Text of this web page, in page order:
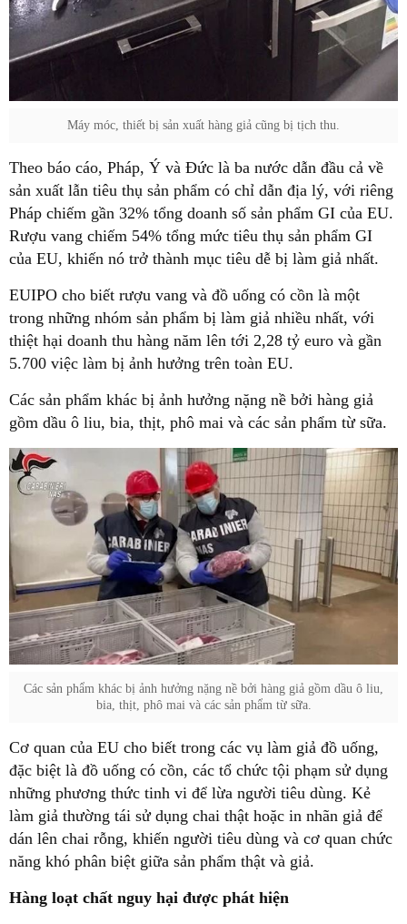
Máy móc, thiết bị sản xuất hàng giả cũng bị tịch thu.
Theo báo cáo, Pháp, Ý và Đức là ba nước dẫn đầu cả về
sản xuất lẫn tiêu thụ sản phẩm có chỉ dẫn địa lý, với riêng
Pháp chiếm gần 32% tổng doanh số sản phẩm GI của EU.
Rượu vang chiếm 54% tổng mức tiêu thụ sản phẩm GI
của EU, khiến nó trở thành mục tiêu dễ bị làm giả nhất.
EUIPO cho biết rượu vang và đồ uống có cồn là một
trong những nhóm sản phẩm bị làm giả nhiều nhất, với
thiệt hại doanh thu hàng năm lên tới 2,28 tỷ euro và gần
5.700 việc làm bị ảnh hưởng trên toàn EU.
Các sản phẩm khác bị ảnh hưởng nặng nề bởi hàng giả
gồm dầu ô liu, bia, thịt, phô mai và các sản phẩm từ sữa.
Các sản phẩm khác bị ảnh hưởng nặng nề bởi hàng giả gồm dầu ô liu,
bia, thịt, phô mai và các sản phẩm từ sữa.
Cơ quan của EU cho biết trong các vụ làm giả đồ uống,
đặc biệt là đồ uống có cồn, các tổ chức tội phạm sử dụng
những phương thức tinh vi để lừa người tiêu dùng. Kẻ
làm giả thường tái sử dụng chai thật hoặc in nhãn giả để
dán lên chai rỗng, khiến người tiêu dùng và cơ quan chức
năng khó phân biệt giữa sản phẩm thật và giả.
Hàng loạt chất nguy hại được phát hiện